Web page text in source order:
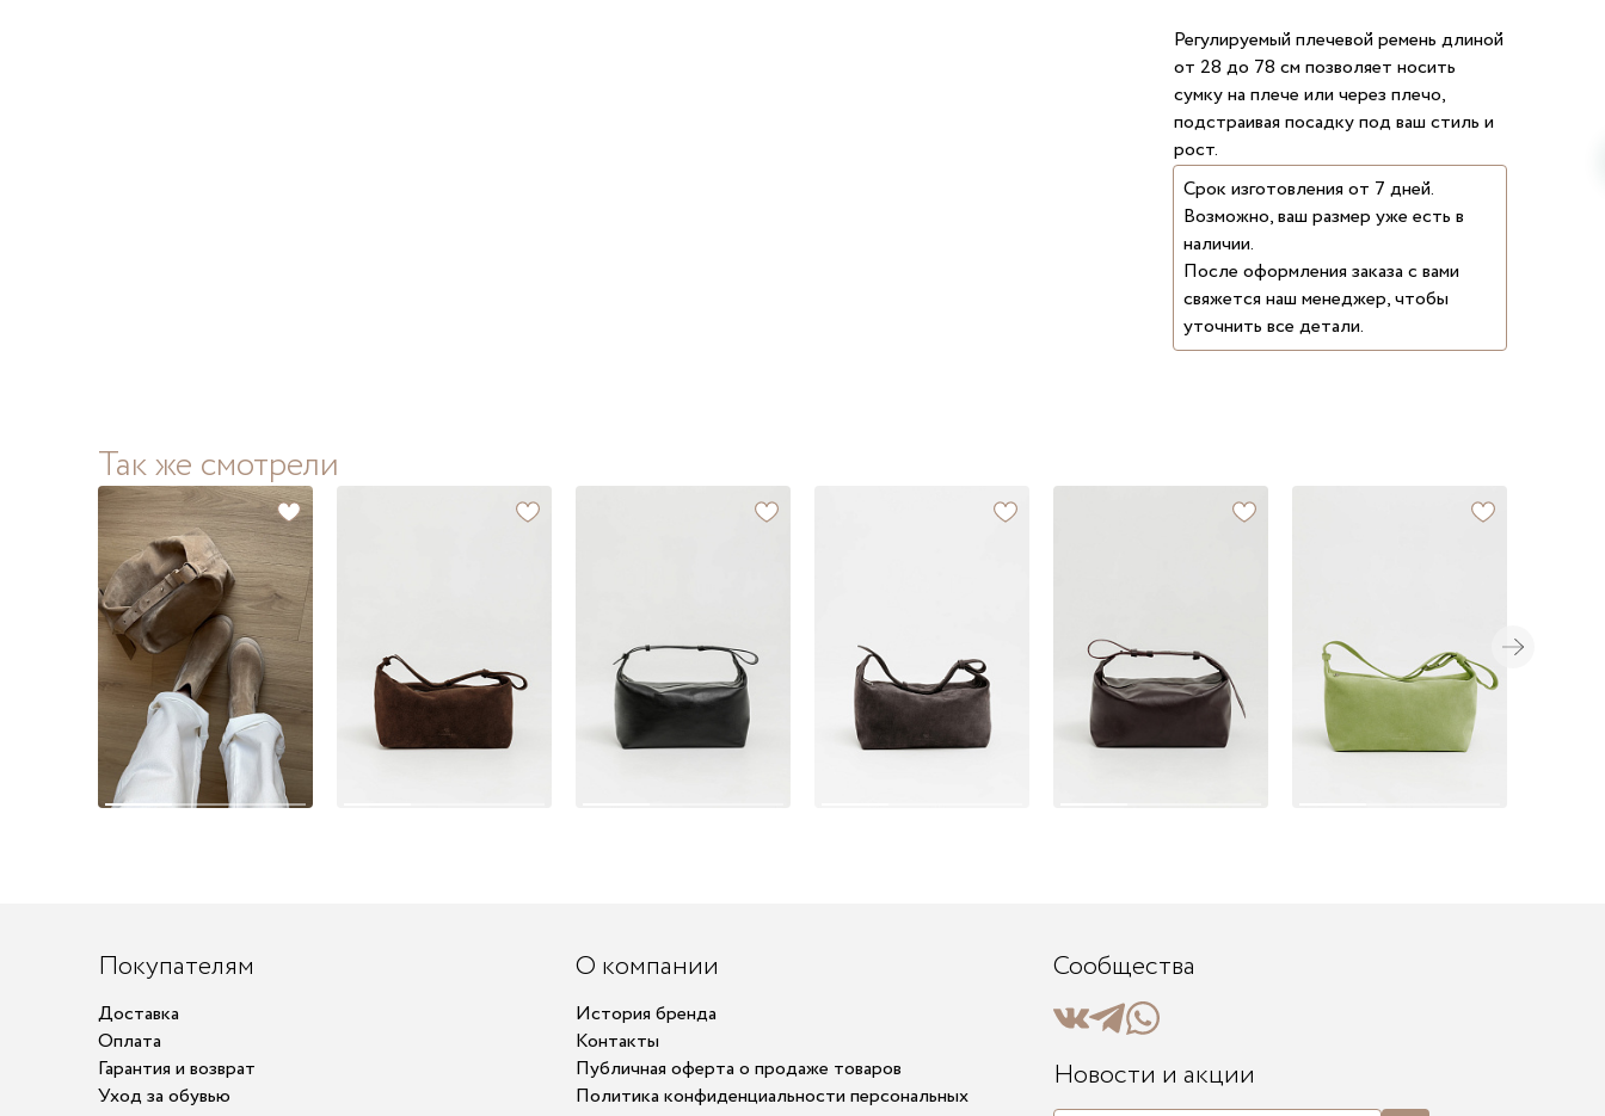
Регулируемый плечевой ремень длиной
от 28 до 78 см позволяет носить
сумку на плече или через плечо,
подстраивая посадку под ваш стиль и
рост.
Срок изготовления от 7 дней.
Возможно, ваш размер уже есть в
наличии.
После оформления заказа с вами
свяжется наш менеджер, чтобы
уточнить все детали.
Так же смотрели
Покупателям
Доставка
Оплата
Гарантия и возврат
Уход за обувью
О компании
История бренда
Контакты
Публичная оферта о продаже товаров
Политика конфиденциальности персональных
Сообщества
Новости и акции